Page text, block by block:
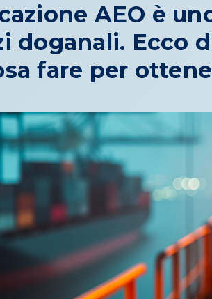
AEO è
doganali. Ecco
fare per